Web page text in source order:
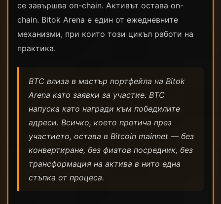
се завършва on-chain. Активът остава on-
chain. Bitok Arena е един от ежедневните
механизми, при които този цикъл работи на
практика.
BTC влиза в мастър портфейла на Bitok
Arena като заявки за участие. BTC
напуска като награди към победилите
адреси. Всичко, което протича през
участието, остава в Bitcoin mainnet — без
конвертиране, без фиатов посредник, без
трансформация на актива в нито една
стъпка от процеса.